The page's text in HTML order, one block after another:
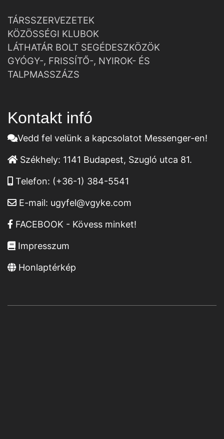
TÁRSSZERVEZETEK
KÖZÖSSÉGI KLUBOK
LÁTHATÁR BOLT SEGÉDESZKÖZÖK
GYÓGY-, FRISSÍTŐ-, NYIROK- ÉS
TALPMASSZÁZS
Kontakt infó
Vedd fel velünk a kapcsolatot Messenger-en!
Székhely: 1141 Budapest, Szugló utca 81.
Telefon: (+36-1) 384-5541
E-mail: ugyfel@vgyke.com
FACEBOOK - Kövess minket!
Impresszum
Honlaptérkép